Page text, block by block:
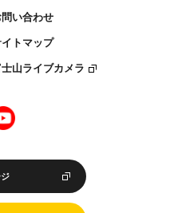
問い合わせ
トマップ
山ライブカメラ